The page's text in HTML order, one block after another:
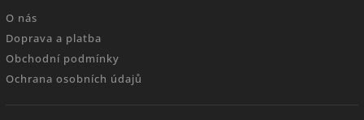
O nás
Doprava a platba
Obchodní podmínky
Ochrana osobních údajů